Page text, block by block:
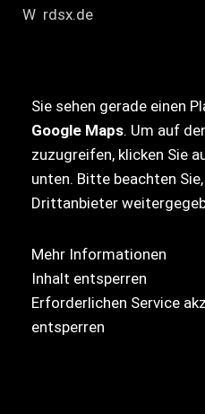
W rdsx.de
Sie sehen gerade einen
Google Maps. Um auf
zuzugreifen, klicken Sie
unten. Bitte beachten
Drittanbieter
Mehr Informationen
Inhalt entsperren
Erforderlichen Service
entsperren